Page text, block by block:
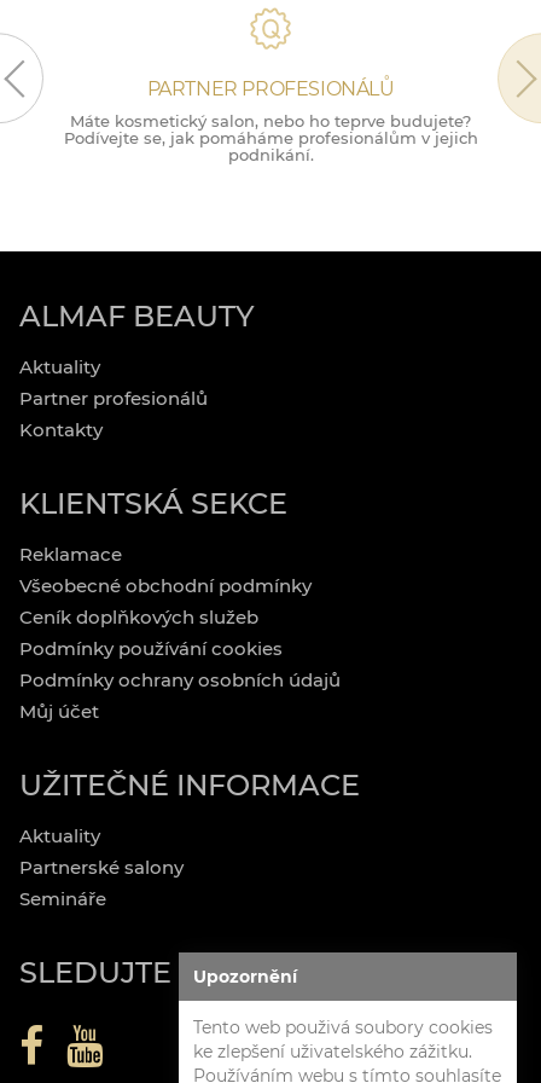
PARTNER PROFESIONÁLŮ
Máte kosmetický salon, nebo ho teprve budujete?
Podívejte se, jak pomáháme profesionálům v jejich
podnikání.
ALMAF BEAUTY
Aktuality
Partner profesionálů
Kontakty
KLIENTSKÁ SEKCE
Reklamace
Všeobecné obchodní podmínky
Ceník doplňkových služeb
Podmínky používání cookies
Podmínky ochrany osobních údajů
Můj účet
UŽITEČNÉ INFORMACE
Aktuality
Partnerské salony
Semináře
SLEDUJTE NÁSUpozornění
Tento web použivá soubory cookies
ke zlepšení uživatelského zážitku.
Používáním webu s tímto souhlasíte